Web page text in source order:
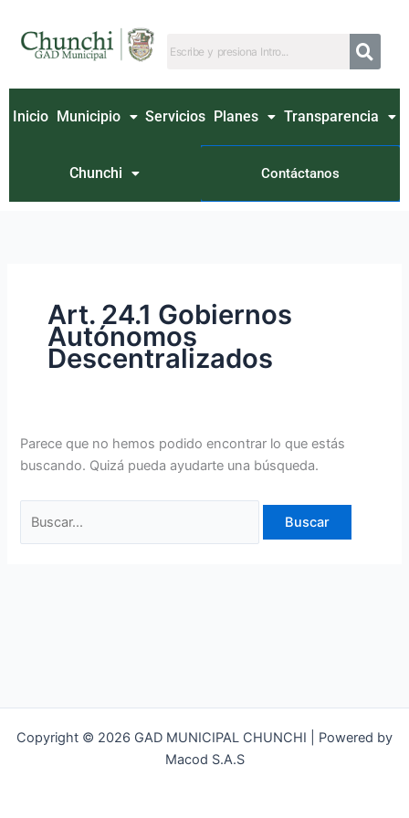
contenido
Inicio Municipio Servicios Planes Transparencia
Chunchi Contáctanos
Art. 24.1 Gobiernos
Autónomos
Descentralizados
Parece que no hemos podido encontrar lo que estás
buscando. Quizá pueda ayudarte una búsqueda.
por:
Copyright © 2026 GAD MUNICIPAL CHUNCHI | Powered by
Macod S.A.S